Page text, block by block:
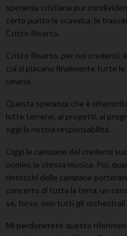
speranza cristiana pur
certo punto le scavalca, le
Cristo Risorto.
Cristo Risorto, per noi credenti,
cui si placano finalmente tutte
umano.
Questa speranza che è
lotte terrene, ai progetti, ai
oggi la nostra responsabilità.
Oggi le campane dei credenti
uomini, la stessa musica. Poi,
rintocchi delle campane
concerto di tutta la terra, un
se, forse, non tutti gli orchestrali
Mi perdonerete questo